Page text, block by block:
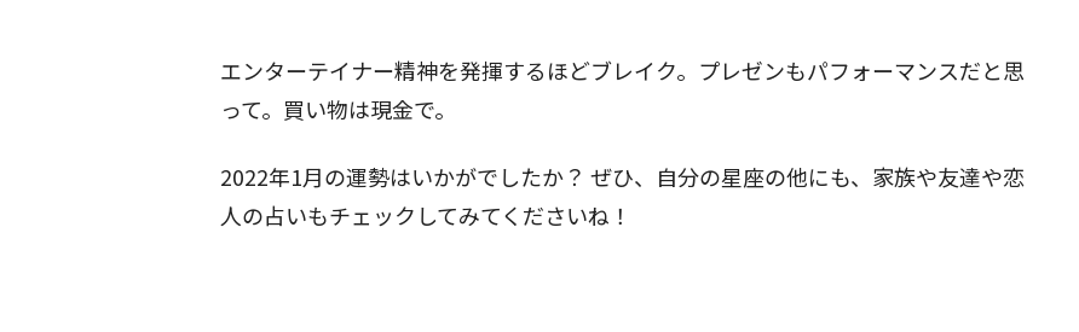
エンターテイナー精神を発揮するほどブレイク。プレゼンもパフォーマンスだと思
って。買い物は現金で。
2022年1月の運勢はいかがでしたか？ ぜひ、自分の星座の他にも、家族や友達や恋
人の占いもチェックしてみてくださいね！